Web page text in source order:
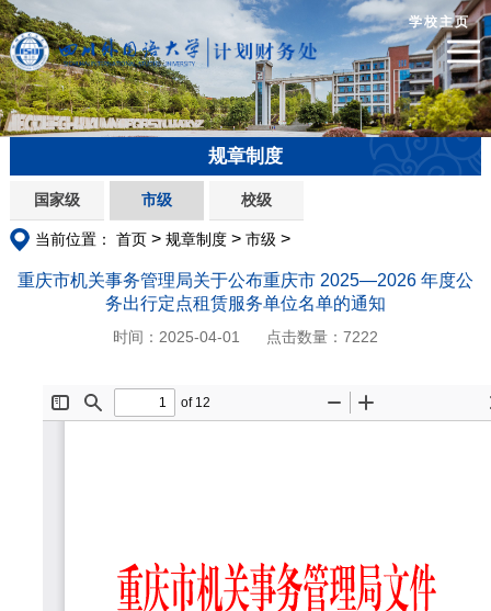
学校主页
规章制度
国家级 市级 校级
当前位置： 首页> 规章制度> 市级 >
重庆市机关事务管理局关于公布重庆市 2025—2026 年度公
务出行定点租赁服务单位名单的通知
时间：2025-04-01 点击数量： 7222